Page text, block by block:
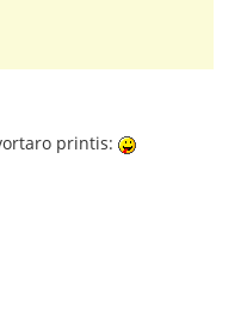
printis: